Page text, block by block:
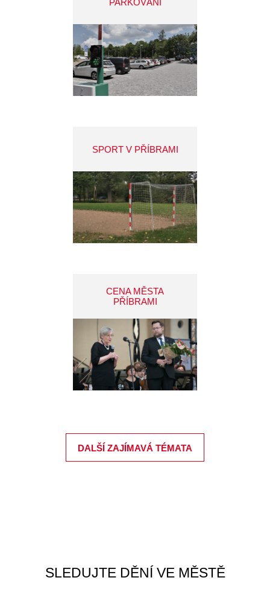
PARKOVÁNÍ
SPORT V PŘÍBRAMI
CENA MĚSTA
PŘÍBRAMI
DALŠÍ ZAJÍMAVÁ TÉMATA
SLEDUJTE DĚNÍ VE MĚSTĚ